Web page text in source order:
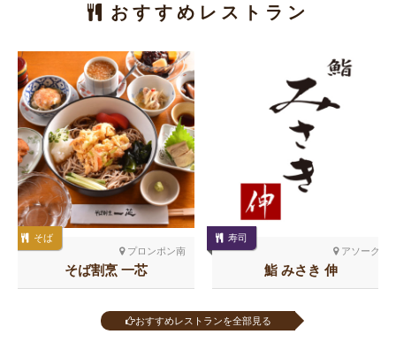
おすすめレストラン
プロンポン南
そば
そば割烹 一芯
アソーク
寿司
鮨 みさき 伸
おすすめレストランを全部見る